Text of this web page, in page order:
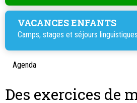
VACANCES ENFANTS
Camps, stages et séjours linguistiques
Agenda
Des exercices de